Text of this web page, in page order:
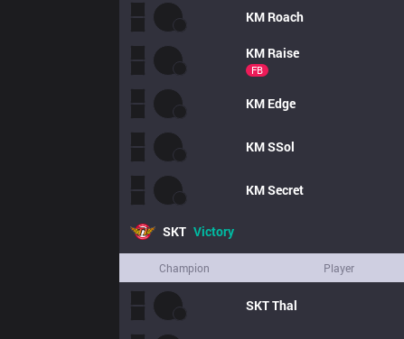
KM Roach
KM Raise
FB
KM Edge
KMSSol
KMSecret
SKT Victory
Champion Player
SKTThal